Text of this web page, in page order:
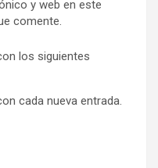
y web en este
comente.
los siguientes
cada nueva entrada.